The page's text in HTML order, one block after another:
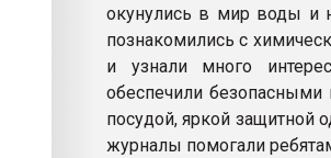
окунулись в мир воды и
познакомились с
и узнали много
обеспечили безопасными
посудой, яркой защитной
журналы помогали